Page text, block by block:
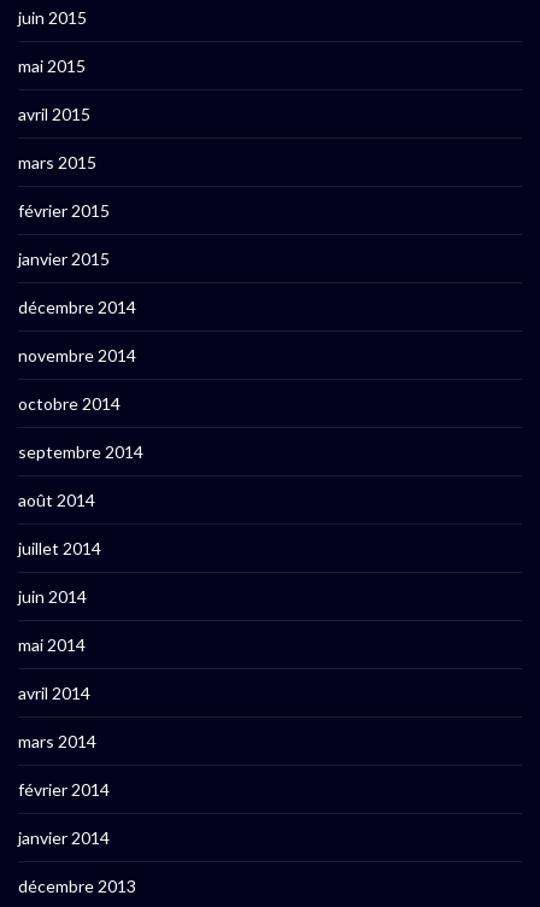
juin 2015
mai 2015
avril 2015
mars 2015
février 2015
janvier 2015
décembre 2014
novembre 2014
octobre 2014
septembre 2014
août 2014
juillet 2014
juin 2014
mai 2014
avril 2014
mars 2014
février 2014
janvier 2014
décembre 2013